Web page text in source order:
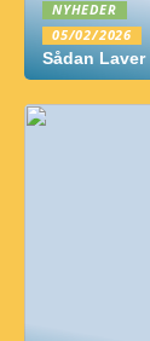
NYHEDER
05/02/2026
Sådan